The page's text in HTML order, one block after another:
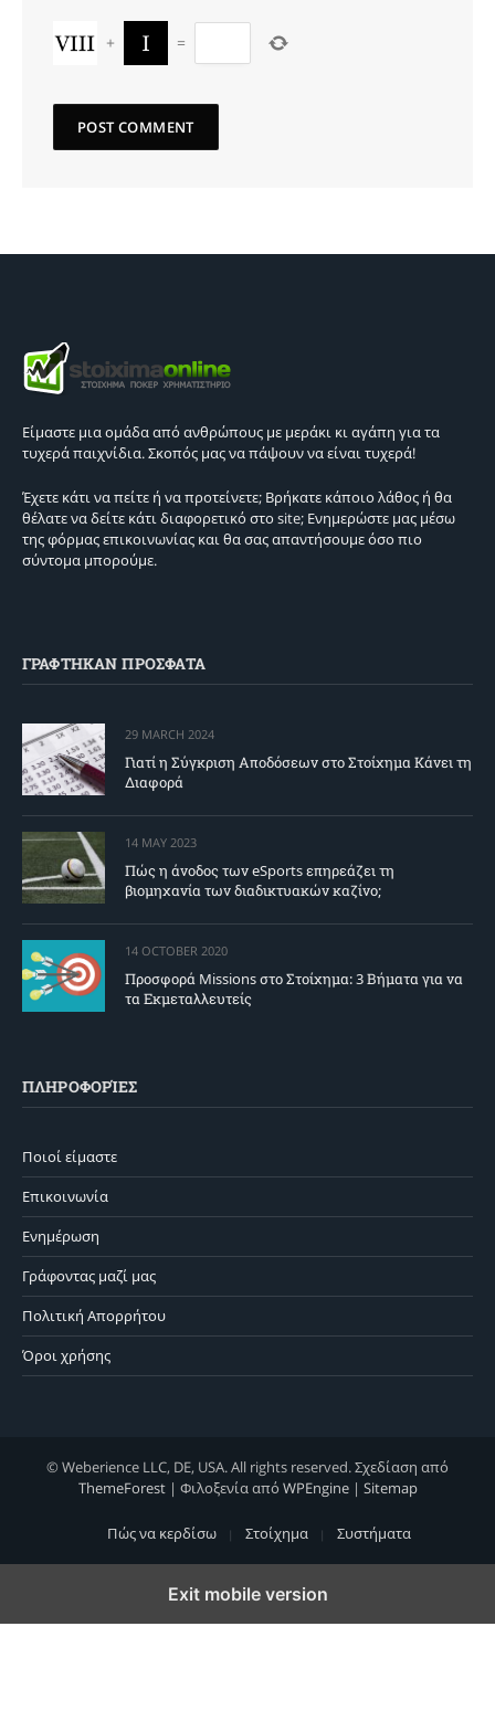
+ =
Είμαστε μια ομάδα από ανθρώπους με μεράκι κι αγάπη για τα
τυχερά παιχνίδια. Σκοπός μας να πάψουν να είναι τυχερά!
Έχετε κάτι να πείτε ή να προτείνετε; Βρήκατε κάποιο λάθος ή θα
θέλατε να δείτε κάτι διαφορετικό στο site; Ενημερώστε μας μέσω
της φόρμας επικοινωνίας και θα σας απαντήσουμε όσο πιο
σύντομα μπορούμε.
ΓΡΑΦΤΗΚΑΝ ΠΡΟΣΦΑΤΑ
29 MARCH 2024
Γιατί η Σύγκριση Αποδόσεων στο Στοίχημα Κάνει τη
Διαφορά
14 MAY 2023
Πώς η άνοδος των eSports επηρεάζει τη
βιομηχανία των διαδικτυακών καζίνο;
14 OCTOBER 2020
Προσφορά Missions στο Στοίχημα: 3 Βήματα για να
τα Εκμεταλλευτείς
ΠΛΗΡΟΦΟΡΊΕΣ
Ποιοί είμαστε
Επικοινωνία
Ενημέρωση
Γράφοντας μαζί μας
Πολιτική Απορρήτου
Όροι χρήσης
© Weberience LLC, DE, USA. All rights reserved. Σχεδίαση από
ThemeForest| Φιλοξενία από WPEngine| Sitemap
Πώς να κερδίσω Στοίχημα Συστήματα
Exit mobile version